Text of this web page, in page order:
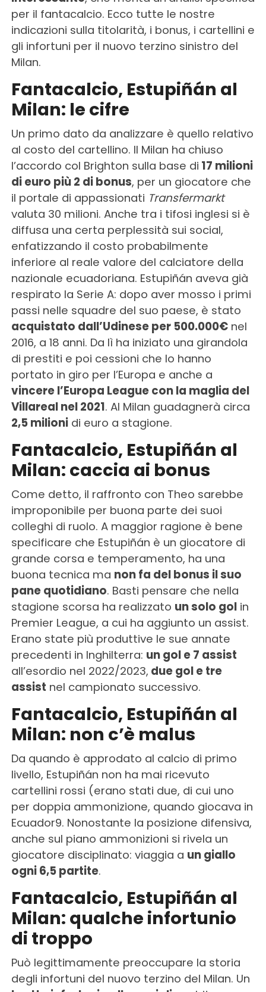
per il fantacalcio. Ecco tutte le nostre
indicazioni sulla titolarità, i bonus, i cartellini e
gli infortuni per il nuovo terzino sinistro del
Milan.
Fantacalcio, Estupiñán al
Milan: le cifre
Un primo dato da analizzare è quello relativo
al costo del cartellino. Il Milan ha chiuso
l’accordo col Brighton sulla base di 17 milioni
di euro più 2 di bonus, per un giocatore che
il portale di appassionati Transfermarkt
valuta 30 milioni. Anche tra i tifosi inglesi si è
diffusa una certa perplessità sui social,
enfatizzando il costo probabilmente
inferiore al reale valore del calciatore della
nazionale ecuadoriana. Estupiñán aveva già
respirato la Serie A: dopo aver mosso i primi
passi nelle squadre del suo paese, è stato
acquistato dall’Udinese per 500.000€nel
2016, a 18 anni. Da lì ha iniziato una girandola
di prestiti e poi cessioni che lo hanno
portato in giro per l’Europa e anche a
vincere l’Europa League con la maglia del
Villareal nel 2021. Al Milan guadagnerà circa
2,5 milionidi euro a stagione.
Fantacalcio, Estupiñán al
Milan: caccia ai bonus
Come detto, il raffronto con Theo sarebbe
improponibile per buona parte dei suoi
colleghi di ruolo. A maggior ragione è bene
specificare che Estupiñán è un giocatore di
grande corsa e temperamento, ha una
buona tecnica ma non fa del bonus il suo
pane quotidiano. Basti pensare che nella
stagione scorsa ha realizzato un solo golin
Premier League, a cui ha aggiunto un assist.
Erano state più produttive le sue annate
precedenti in Inghilterra: un gol e 7 assist
all’esordio nel 2022/2023, due gol e tre
assist nel campionato successivo.
Fantacalcio, Estupiñán al
Milan: non c’è malus
Da quando è approdato al calcio di primo
livello, Estupiñán non ha mai ricevuto
cartellini rossi (erano stati due, di cui uno
per doppia ammonizione, quando giocava in
Ecuador9. Nonostante la posizione difensiva,
anche sul piano ammonizioni si rivela un
giocatore disciplinato: viaggia a un giallo
ogni 6,5 partite.
Fantacalcio, Estupiñán al
Milan: qualche infortunio
di troppo
Può legittimamente preoccupare la storia
degli infortuni del nuovo terzino del Milan. Un